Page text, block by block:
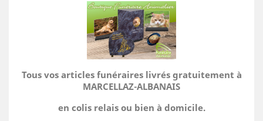
Tous vos articles funéraires livrés gratuitement à
MARCELLAZ-ALBANAIS
en colis relais ou bien à domicile.